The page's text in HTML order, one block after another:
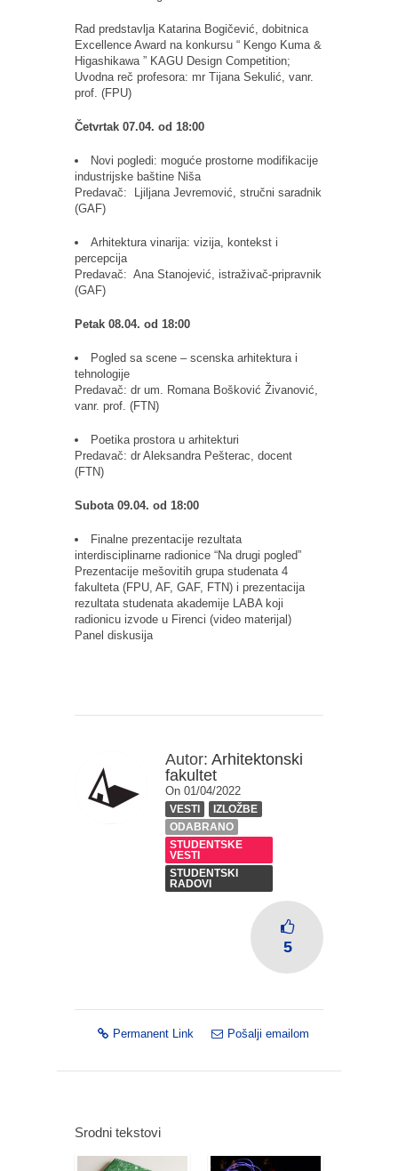
Rad predstavlja Katarina Bogičević, dobitnica
Excellence Award na konkursu “ Kengo Kuma &
Higashikawa ” KAGU Design Competition;
Uvodna reč profesora: mr Tijana Sekulić, vanr.
prof. (FPU)
Četvrtak 07.04. od 18:00
Novi pogledi: moguće prostorne modifikacije
industrijske baštine Niša
Predavač: Ljiljana Jevremović, stručni saradnik
(GAF)
Arhitektura vinarija: vizija, kontekst i
percepcija
Predavač: Ana Stanojević, istraživač-pripravnik
(GAF)
Petak 08.04. od 18:00
Pogled sa scene – scenska arhitektura i
tehnologije
Predavač: dr um. Romana Bošković Živanović,
vanr. prof. (FTN)
Poetika prostora u arhitekturi
Predavač: dr Aleksandra Pešterac, docent
(FTN)
Subota 09.04. od 18:00
Finalne prezentacije rezultata
interdisciplinarne radionice “Na drugi pogled”
Prezentacije mešovitih grupa studenata 4
fakulteta (FPU, AF, GAF, FTN) i prezentacija
rezultata studenata akademije LABA koji
radionicu izvode u Firenci (video materijal)
Panel diskusija
Autor: Arhitektonski
fakultet
On 01/04/2022
VESTI
IZLOŽBE
ODABRANO
STUDENTSKE
VESTI
STUDENTSKI
RADOVI
5
Permanent Link Pošalji emailom
Srodni tekstovi